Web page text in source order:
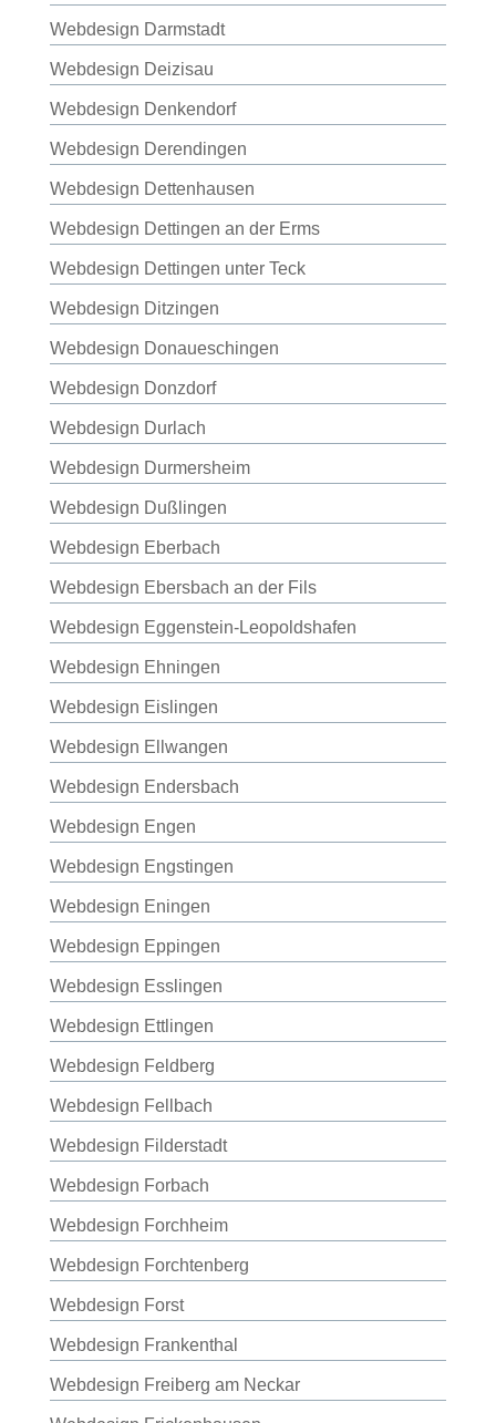
Webdesign Darmstadt
Webdesign Deizisau
Webdesign Denkendorf
Webdesign Derendingen
Webdesign Dettenhausen
Webdesign Dettingen an der Erms
Webdesign Dettingen unter Teck
Webdesign Ditzingen
Webdesign Donaueschingen
Webdesign Donzdorf
Webdesign Durlach
Webdesign Durmersheim
Webdesign Dußlingen
Webdesign Eberbach
Webdesign Ebersbach an der Fils
Webdesign Eggenstein-Leopoldshafen
Webdesign Ehningen
Webdesign Eislingen
Webdesign Ellwangen
Webdesign Endersbach
Webdesign Engen
Webdesign Engstingen
Webdesign Eningen
Webdesign Eppingen
Webdesign Esslingen
Webdesign Ettlingen
Webdesign Feldberg
Webdesign Fellbach
Webdesign Filderstadt
Webdesign Forbach
Webdesign Forchheim
Webdesign Forchtenberg
Webdesign Forst
Webdesign Frankenthal
Webdesign Freiberg am Neckar